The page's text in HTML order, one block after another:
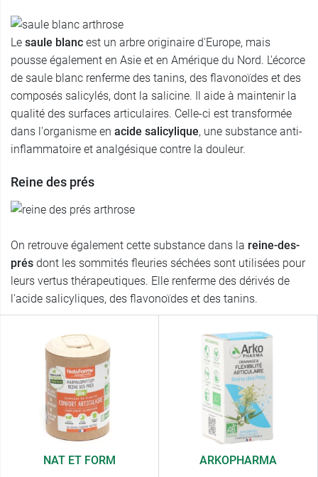
Le saule blanc est un arbre originaire d'Europe, mais
pousse également en Asie et en Amérique du Nord. L'écorce
de saule blanc renferme des tanins, des flavonoïdes et des
composés salicylés, dont la salicine. Il aide à maintenir la
qualité des surfaces articulaires. Celle-ci est transformée
dans l'organisme en acide salicylique, une substance anti-
inflammatoire et analgésique contre la douleur.
Reine des prés
On retrouve également cette substance dans la reine-des-
prés dont les sommités fleuries séchées sont utilisées pour
leurs vertus thérapeutiques. Elle renferme des dérivés de
l'acide salicyliques, des flavonoïdes et des tanins.
NAT ET FORM
ARKOPHARMA